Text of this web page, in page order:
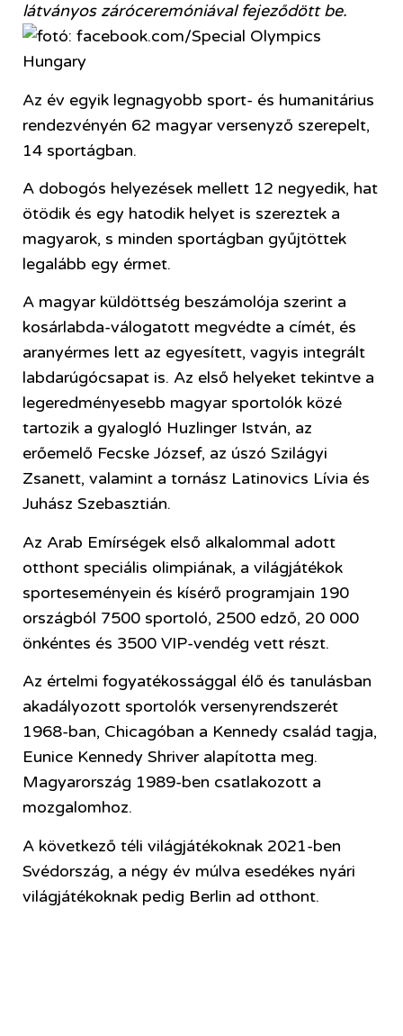
látványos záróceremóniával fejeződött be.
Az év egyik legnagyobb sport- és humanitárius
rendezvényén 62 magyar versenyző szerepelt,
14 sportágban.
A dobogós helyezések mellett 12 negyedik, hat
ötödik és egy hatodik helyet is szereztek a
magyarok, s minden sportágban gyűjtöttek
legalább egy érmet.
A magyar küldöttség beszámolója szerint a
kosárlabda-válogatott megvédte a címét, és
aranyérmes lett az egyesített, vagyis integrált
labdarúgócsapat is. Az első helyeket tekintve a
legeredményesebb magyar sportolók közé
tartozik a gyalogló Huzlinger István, az
erőemelő Fecske József, az úszó Szilágyi
Zsanett, valamint a tornász Latinovics Lívia és
Juhász Szebasztián.
Az Arab Emírségek első alkalommal adott
otthont speciális olimpiának, a világjátékok
sporteseményein és kísérő programjain 190
országból 7500 sportoló, 2500 edző, 20 000
önkéntes és 3500 VIP-vendég vett részt.
Az értelmi fogyatékossággal élő és tanulásban
akadályozott sportolók versenyrendszerét
1968-ban, Chicagóban a Kennedy család tagja,
Eunice Kennedy Shriver alapította meg.
Magyarország 1989-ben csatlakozott a
mozgalomhoz.
A következő téli világjátékoknak 2021-ben
Svédország, a négy év múlva esedékes nyári
világjátékoknak pedig Berlin ad otthont.